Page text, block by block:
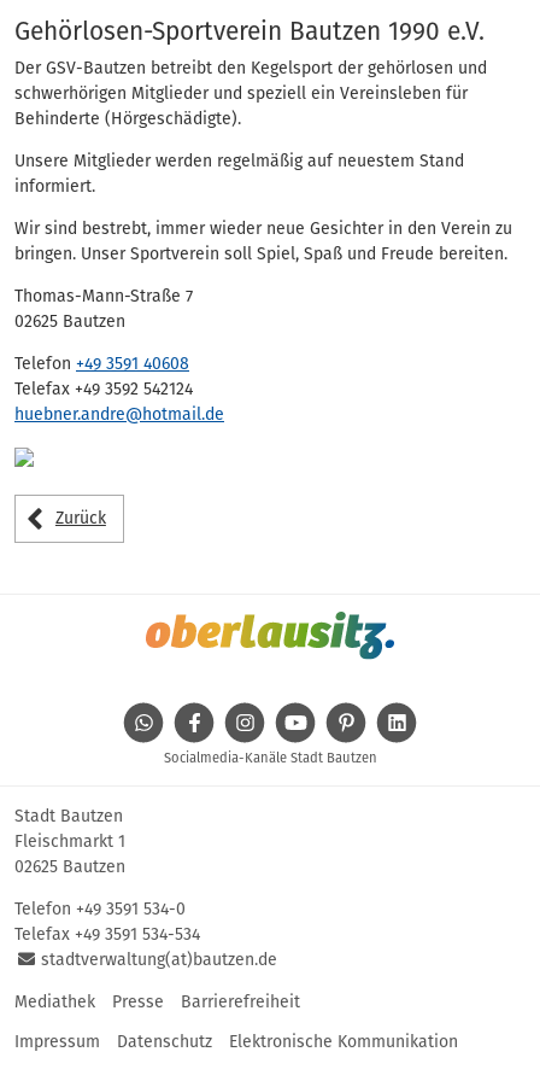
Eintrag
Gehörlosen-Sportverein Bautzen 1990 e.V.
Der GSV-Bautzen betreibt den Kegelsport der gehörlosen und
schwerhörigen Mitglieder und speziell ein Vereinsleben für
Behinderte (Hörgeschädigte).
Unsere Mitglieder werden regelmäßig auf neuestem Stand
informiert.
Wir sind bestrebt, immer wieder neue Gesichter in den Verein zu
bringen. Unser Sportverein soll Spiel, Spaß und Freude bereiten.
Thomas-Mann-Straße 7
02625 Bautzen
Telefon +49 3591 40608
Telefax +49 3592 542124
huebner.andre@hotmail.de
Zurück
WhatsAppFacebookInstagramYoutube Pinterest
Socialmedia-Kanäle Stadt Bautzen
Stadt Bautzen
Fleischmarkt 1
02625 Bautzen
Telefon +49 3591 534-0
Telefax +49 3591 534-534
stadtverwaltung(at)bautzen.de
Mediathek Presse
Barrierefreiheit
Impressum
Datenschutz Elektronische Kommunikation